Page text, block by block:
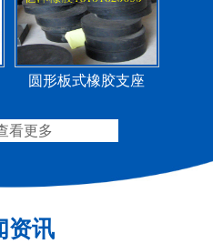
圆形板式橡胶支座
矩形四氟板滑动橡胶支
看更多
资讯